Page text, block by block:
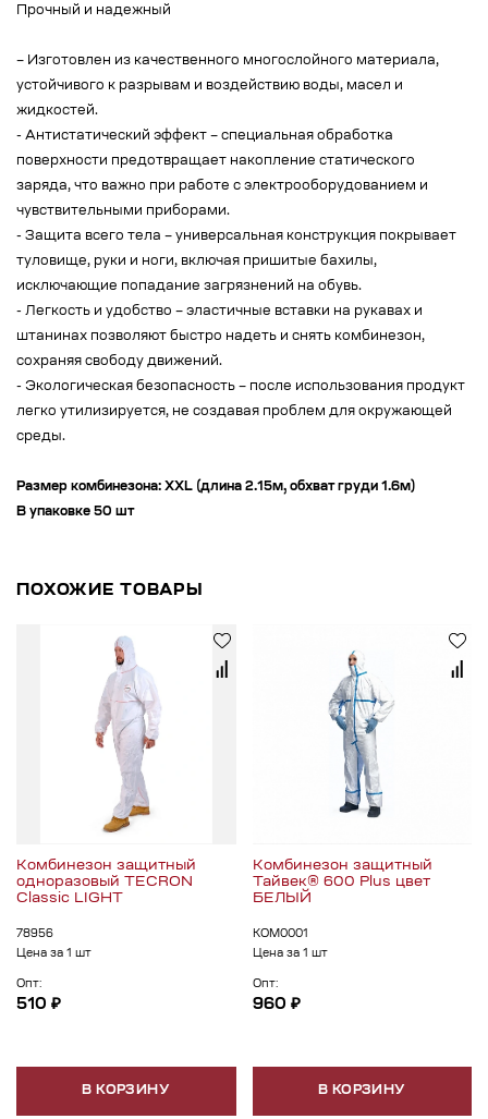
Прочный и надежный
– Изготовлен из качественного многослойного материала,
устойчивого к разрывам и воздействию воды, масел и
жидкостей.
- Антистатический эффект – специальная обработка
поверхности предотвращает накопление статического
заряда, что важно при работе с электрооборудованием и
чувствительными приборами.
- Защита всего тела – универсальная конструкция покрывает
туловище, руки и ноги, включая пришитые бахилы,
исключающие попадание загрязнений на обувь.
- Легкость и удобство – эластичные вставки на рукавах и
штанинах позволяют быстро надеть и снять комбинезон,
сохраняя свободу движений.
- Экологическая безопасность – после использования продукт
легко утилизируется, не создавая проблем для окружающей
среды.
Размер комбинезона: XXL (длина 2.15м, обхват груди 1.6м)
В упаковке 50 шт
ПОХОЖИЕ ТОВАРЫ
Комбинезон защитный
одноразовый TECRON
Classic LIGHT
78956
Цена за 1 шт
Опт:
510 ₽
В КОРЗИНУ
Комбинезон защитный
Тайвек® 600 Plus цвет
БЕЛЫЙ
КОМ0001
Цена за 1 шт
Опт:
960 ₽
В КОРЗИНУ